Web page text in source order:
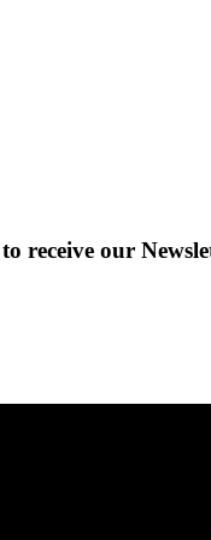
receive our